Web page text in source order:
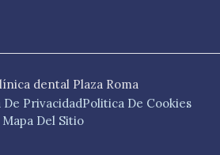
dental Plaza Roma
PrivacidadPolitica De Cookies
Mapa Del Sitio